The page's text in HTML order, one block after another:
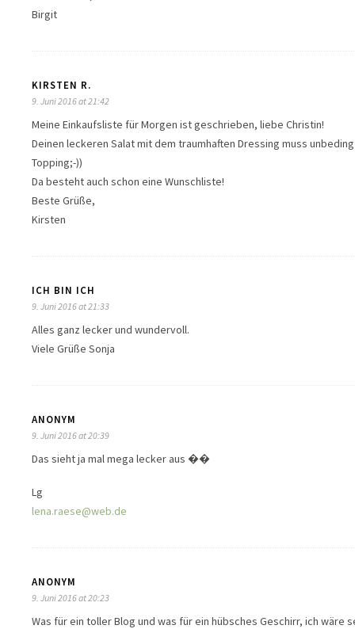
Birgit
KIRSTEN R.
9. Juni 2016 at 21:42
Meine Einkaufsliste für Morgen ist geschrieben, liebe Christin!
Deinen leckeren Salat mit dem traumhaften Dressing muss
Topping;-))
Da besteht auch schon eine Wunschliste!
Beste Grüße,
Kirsten
ICH BIN ICH
9. Juni 2016 at 21:33
Alles ganz lecker und wundervoll.
Viele Grüße Sonja
ANONYM
9. Juni 2016 at 20:39
Das sieht ja mal mega lecker aus ��
Lg
lena.raese@web.de
ANONYM
9. Juni 2016 at 20:23
Was für ein toller Blog und was für ein hübsches Geschirr, ich wäre